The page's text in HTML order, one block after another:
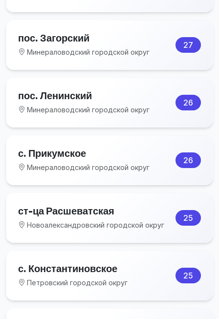
пос. Загорский
Минераловодский городской округ
27
пос. Ленинский
Минераловодский городской округ
26
с. Прикумское
Минераловодский городской округ
26
ст-ца Расшеватская
Новоалександровский городской округ
25
с. Константиновское
Петровский городской округ
25